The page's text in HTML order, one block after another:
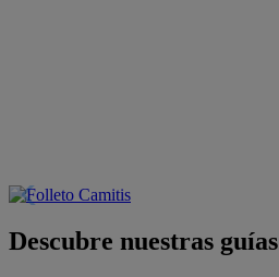
Descubre nuestras guías